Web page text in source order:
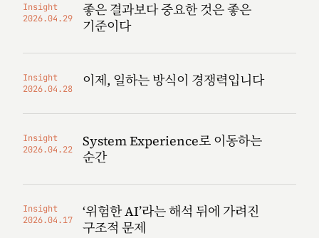
Insight
2026.04.29
좋은 결과보다 중요한 것은 좋은
기준이다
Insight
2026.04.28
이제, 일하는 방식이 경쟁력입니다
Insight
2026.04.22
System Experience로 이동하는
순간
Insight
2026.04.17
‘위험한 AI’라는 해석 뒤에 가려진
구조적 문제